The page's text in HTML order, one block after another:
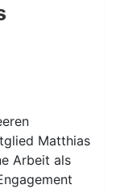
Matthias
Arbeit als